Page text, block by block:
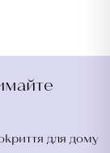
для дому